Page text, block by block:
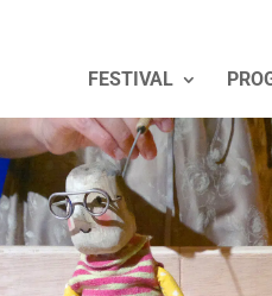
FESTIVAL